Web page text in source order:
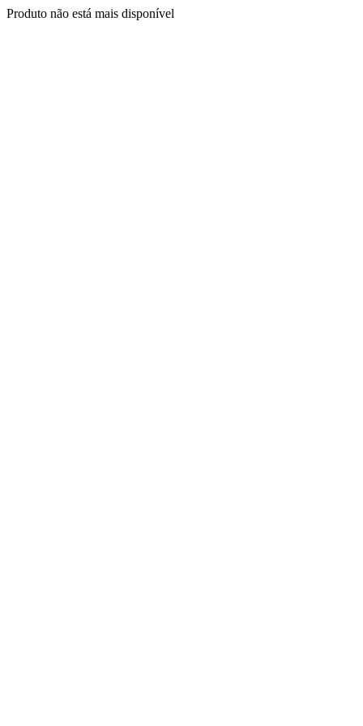
Produto não está mais disponível